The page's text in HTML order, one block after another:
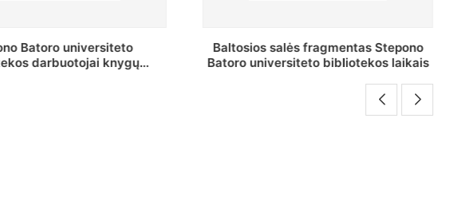
Baltosios salės fragmentas Stepono
Batoro universiteto bibliotekos laikais
Stepono Batoro
bibliotekos Rankraščių
darbo stalo